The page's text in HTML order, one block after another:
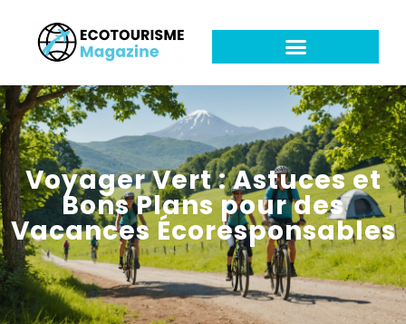
Voyager Vert : Astuces et
Bons Plans pour des
Vacances Écoresponsables